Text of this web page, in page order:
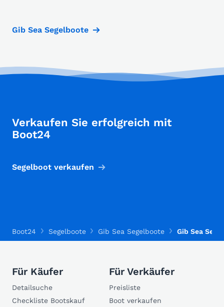
Gib Sea Segelboote
Verkaufen Sie erfolgreich mit
Boot24
Segelboot verkaufen
Boot24 Segelboote Gib Sea Segelboote Gib Sea Sea
Für Käufer
Detailsuche
Checkliste Bootskauf
Für Verkäufer
Preisliste
Boot verkaufen